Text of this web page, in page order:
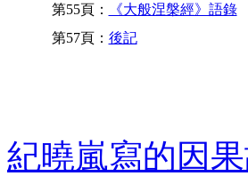
第55頁：
《大般涅槃經》語錄
第57頁： 後記
紀曉嵐寫的因